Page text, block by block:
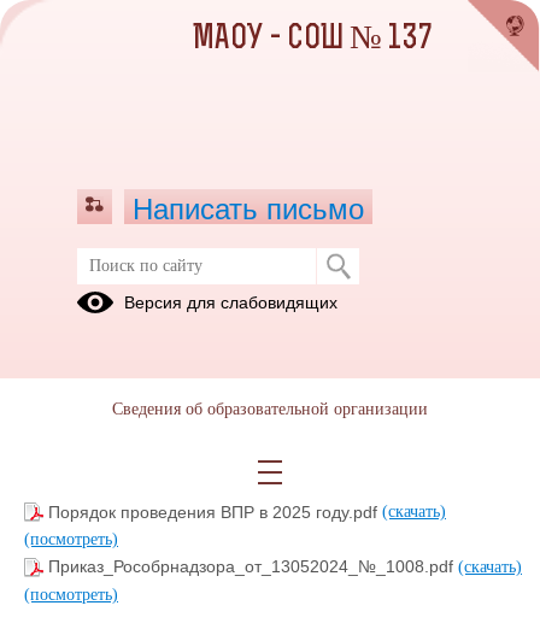
Документы 24-25 уч. год
План-график проведения ВПР в 2025 году.pdf
Порядок проведения ВПР в 2025 году.pdf (скачать)
(посмотреть)
Приказ_Рособрнадзора_от_13052024_№_1008.pdf (скачать)
(посмотреть)
МАОУ - СОШ № 137
Написать письмо
Версия для слабовидящих
Сведения об образовательной организации